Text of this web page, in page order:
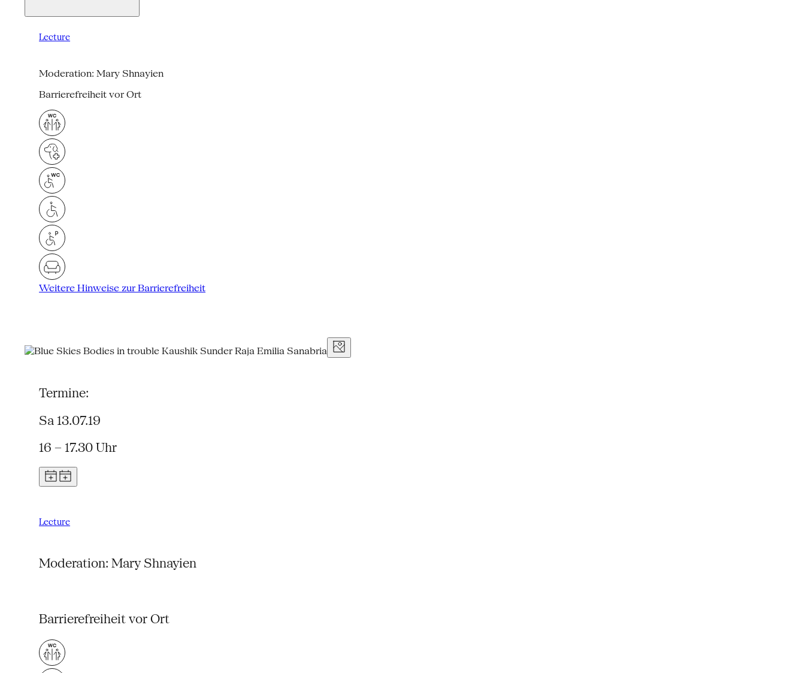
Lecture
Moderation: Mary Shnayien
Barrierefreiheit vor Ort
Weitere Hinweise zur Barrierefreiheit
Termine:
Sa 13.07.19
16 – 17.30 Uhr
Lecture
Moderation: Mary Shnayien
Barrierefreiheit vor Ort